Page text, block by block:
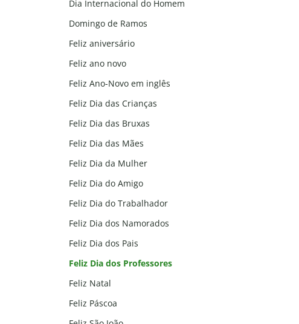
Dia Internacional do Homem
Domingo de Ramos
Feliz aniversário
Feliz ano novo
Feliz Ano-Novo em inglês
Feliz Dia das Crianças
Feliz Dia das Bruxas
Feliz Dia das Mães
Feliz Dia da Mulher
Feliz Dia do Amigo
Feliz Dia do Trabalhador
Feliz Dia dos Namorados
Feliz Dia dos Pais
Feliz Dia dos Professores
Feliz Natal
Feliz Páscoa